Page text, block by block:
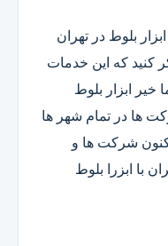
بلوط در تهران
کنید که این خدمات
ابزار بلوط
ها در تمام شهر ها
شرکت ها و
با ابزرا بلوط